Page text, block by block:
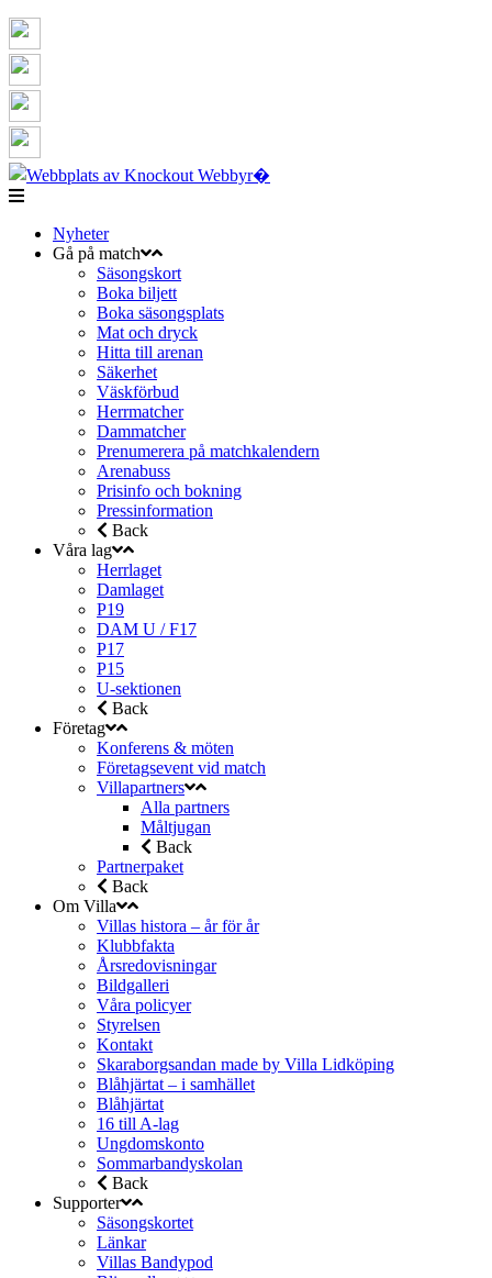
Nyheter
Gå på match
Säsongskort
Boka biljett
Boka säsongsplats
Mat och dryck
Hitta till arenan
Säkerhet
Väskförbud
Herrmatcher
Dammatcher
Prenumerera på matchkalendern
Arenabuss
Prisinfo och bokning
Pressinformation
Back
Våra lag
Herrlaget
Damlaget
P19
DAM U / F17
P17
P15
U-sektionen
Back
Företag
Konferens & möten
Företagsevent vid match
Villapartners
Alla partners
Måltjugan
Back
Partnerpaket
Back
Om Villa
Villas histora – år för år
Klubbfakta
Årsredovisningar
Bildgalleri
Våra policyer
Styrelsen
Kontakt
Skaraborgsandan made by Villa Lidköping
Blåhjärtat – i samhället
Blåhjärtat
16 till A-lag
Ungdomskonto
Sommarbandyskolan
Back
Supporter
Säsongskortet
Länkar
Villas Bandypod